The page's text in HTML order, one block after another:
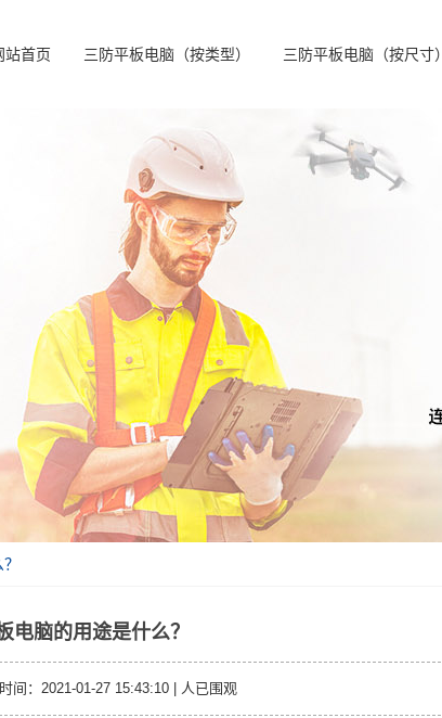
站首页 三防平板电脑（按类型） 三防平板电脑（按尺寸）
电脑的用途是什么？
间：2021-01-27 15:43:10 | 人已围观